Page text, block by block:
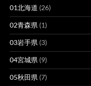
01北海道 (26)
02青森県 (1)
03岩手県 (3)
04宮城県 (9)
05秋田県 (7)